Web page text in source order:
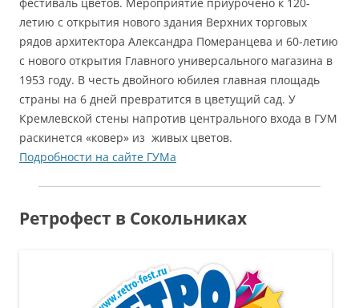
летию с открытия нового здания Верхних торговых
рядов архитектора Александра Померанцева и 60-летию
с нового открытия Главного универсального магазина в
1953 году. В честь двойного юбилея главная площадь
страны на 6 дней превратится в цветущий сад. У
Кремлевской стены напротив центрального входа в ГУМ
раскинется «ковер» из живых цветов.
Подробности на сайте ГУМа
Ретрофест в Сокольниках